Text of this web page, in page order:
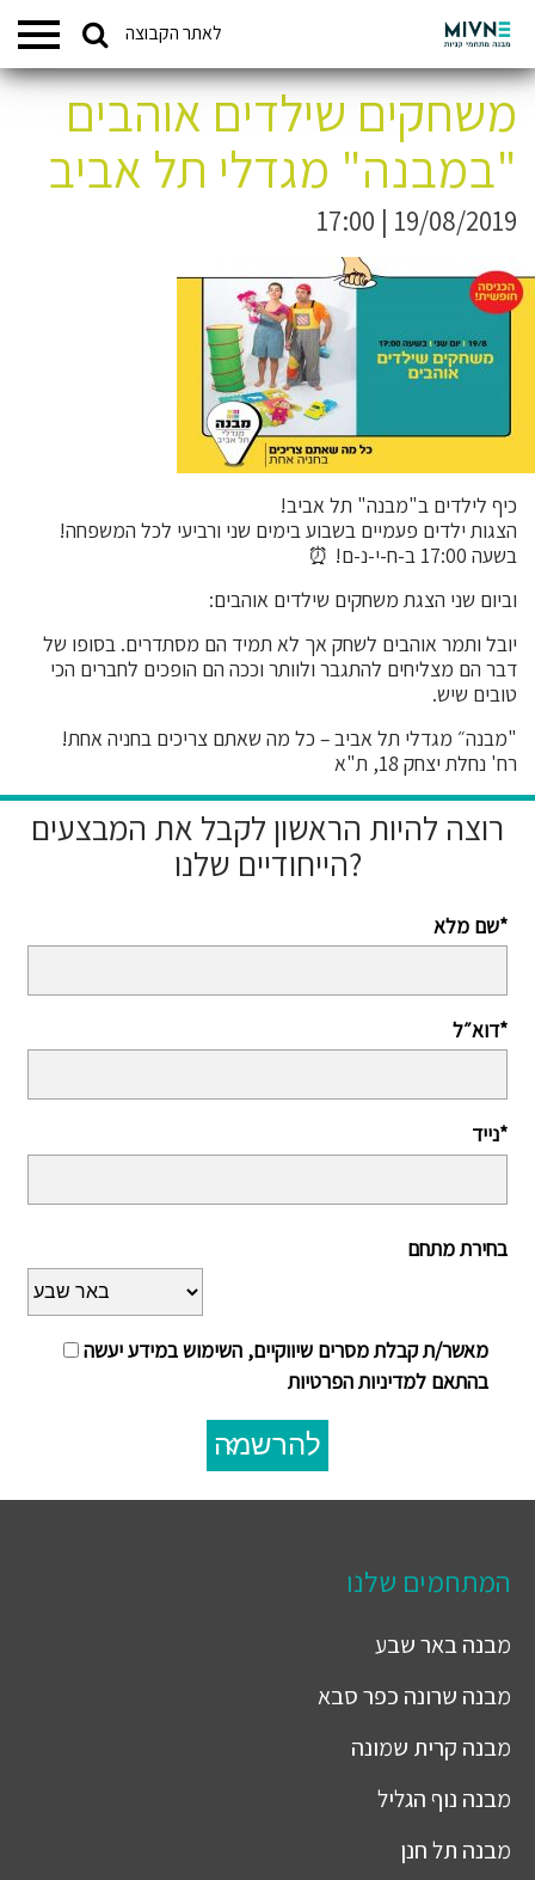
לאתר הקבוצה המתחמים שלנו
משחקים שילדים אוהבים
"במבנה" מגדלי תל אביב
19/08/2019 | 17:00
כיף לילדים ב"מבנה" תל אביב!
הצגות ילדים פעמיים בשבוע בימים שני ורביעי לכל המשפחה!
בשעה 17:00 ב-ח-י-נ-ם! ⏰
וביום שני הצגת משחקים שילדים אוהבים:
יובל ותמר אוהבים לשחק אך לא תמיד הם מסתדרים. בסופו של
דבר הם מצליחים להתגבר ולוותר וככה הם הופכים לחברים הכי
טובים שיש.
"מבנה״ מגדלי תל אביב – כל מה שאתם צריכים בחניה אחת!
רח' נחלת יצחק 18, ת"א
רוצה להיות הראשון לקבל את המבצעים
הייחודיים שלנו?
שם מלא*
דוא״ל*
נייד*
בחירת מתחם
מאשר/ת קבלת מסרים שיווקיים, השימוש במידע יעשה
בהתאם למדיניות הפרטיות
להרשמה
המתחמים שלנו
מבנהבאר שבע
מבנה שרונה כפר סבא
מבנה קרית שמונה
מבנה נוף הגליל
מבנה תל חנן